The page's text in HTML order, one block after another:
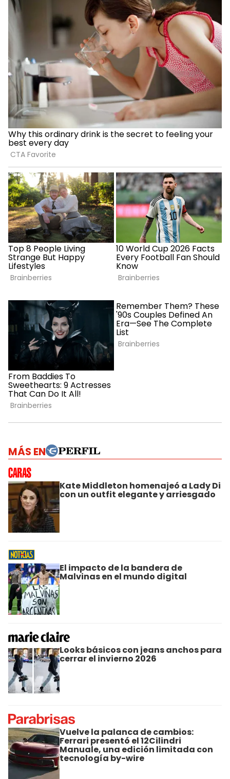
MÁS EN
Kate Middleton homenajeó a Lady Di
con un outfit elegante y arriesgado
El impacto de la bandera de
Malvinas en el mundo digital
Looks básicos con jeans anchos para
cerrar el invierno 2026
Vuelve la palanca de cambios:
Ferrari presentó el 12Cilindri
Manuale, una edición limitada con
tecnología by-wire